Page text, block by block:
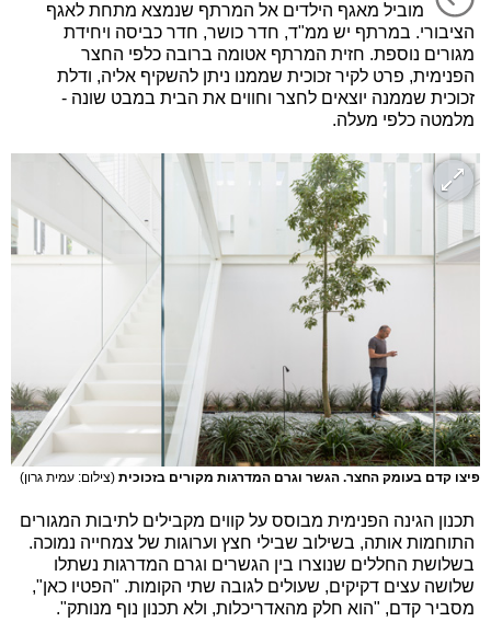
מוביל מאגף הילדים אל המרתף שנמצא מתחת לאגף
הציבורי. במרתף יש ממ"ד, חדר כושר, חדר כביסה ויחידת
מגורים נוספת. חזית המרתף אטומה ברובה כלפי החצר
הפנימית, פרט לקיר זכוכית שממנו ניתן להשקיף אליה, ודלת
זכוכית שממנה יוצאים לחצר וחווים את הבית במבט שונה -
מלמטה כלפי מעלה.
פיצו קדם בעומק החצר. הגשר וגרם המדרגות מקורים בזכוכית (צילום: עמית גרון)
תכנון הגינה הפנימית מבוסס על קווים מקבילים לתיבות המגורים
התוחמות אותה, בשילוב שבילי חצץ וערוגות של צמחייה נמוכה.
בשלושת החללים שנוצרו בין הגשרים וגרם המדרגות נשתלו
שלושה עצים דקיקים, שעולים לגובה שתי הקומות. "הפטיו כאן",
מסביר קדם, "הוא חלק מהאדריכלות, ולא תכנון נוף מנותק".